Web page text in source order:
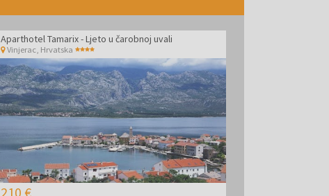
Aparthotel Tamarix - Ljeto u čarobnoj uvali
Vinjerac, Hrvatska